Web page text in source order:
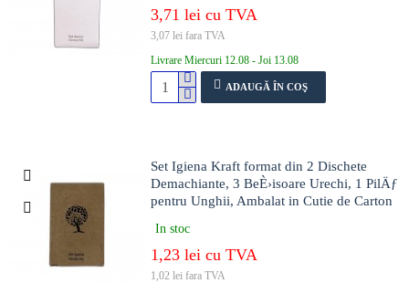
3,71 lei cu TVA
3,07 lei fara TVA
Livrare Miercuri 12.08 - Joi 13.08
ADAUGĂ ÎN COŞ
Set Igiena Kraft format din 2 Dischete
Demachiante, 3 BeÈ›isoare Urechi, 1 PilÄƒ
pentru Unghii, Ambalat in Cutie de Carton
In stoc
1,23 lei cu TVA
1,02 lei fara TVA